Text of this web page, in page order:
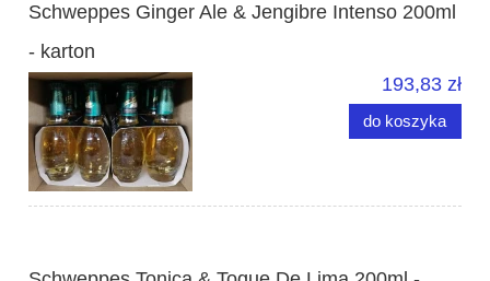
Schweppes Ginger Ale & Jengibre Intenso 200ml
- karton
193,83 zł
do koszyka